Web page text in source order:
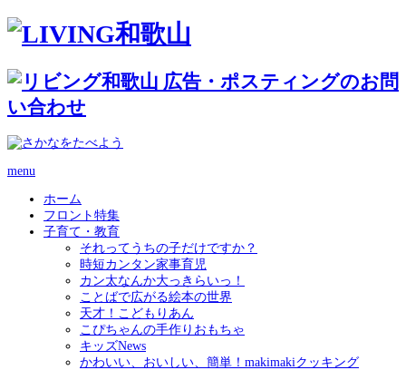
menu
ホーム
フロント特集
子育て・教育
それってうちの子だけですか？
時短カンタン家事育児
カン太なんか大っきらいっ！
ことばで広がる絵本の世界
天才！こどもりあん
こぴちゃんの手作りおもちゃ
キッズNews
かわいい、おいしい、簡単！makimakiクッキング